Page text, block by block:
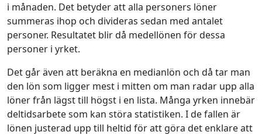
i månaden. Det betyder att alla personers löner
summeras ihop och divideras sedan med antalet
personer. Resultatet blir då medellönen för dessa
personer i yrket.
Det går även att beräkna en medianlön och då tar man
den lön som ligger mest i mitten om man radar upp alla
löner från lägst till högst i en lista. Många yrken innebär
deltidsarbete som kan störa statistiken. I de fallen är
lönen justerad upp till heltid för att göra det enklare att